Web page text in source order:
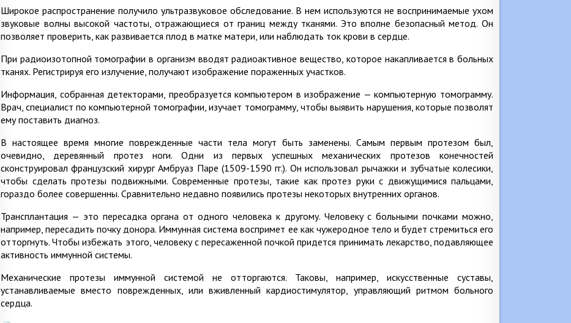
Широкое распространение получило ультразвуковое обследование. В нем используются не воспринимаемые ухом
звуковые волны высокой частоты, отражающиеся от границ между тканями. Это вполне безопасный метод. Он
позволяет проверить, как развивается плод в матке матери, или наблюдать ток крови в сердце.
При радиоизотопной томографии в организм вводят радиоактивное вещество, которое накапливается в больных
тканях. Регистрируя его излучение, получают изображение пораженных участков.
Информация, собранная детекторами, преобразуется компьютером в изображение — компьютерную томограмму.
Врач, специалист по компьютерной томографии, изучает томограмму, чтобы выявить нарушения, которые позволят
ему поставить диагноз.
В настоящее время многие поврежденные части тела могут быть заменены. Самым первым протезом был,
очевидно, деревянный протез ноги. Одни из первых успешных механических протезов конечностей
сконструировал французский хирург Амбруаз Паре (1509-1590 гг.). Он использовал рычажки и зубчатые колесики,
чтобы сделать протезы подвижными. Современные протезы, такие как протез руки с движущимися пальцами,
гораздо более совершенны. Сравнительно недавно появились протезы некоторых внутренних органов.
Трансплантация — это пересадка органа от одного человека к другому. Человеку с больными почками можно,
например, пересадить почку донора. Иммунная система воспримет ее как чужеродное тело и будет стремиться его
отторгнуть. Чтобы избежать этого, человеку с пересаженной почкой придется принимать лекарство, подавляющее
активность иммунной системы.
Механические протезы иммунной системой не отторгаются. Таковы, например, искусственные суставы,
устанавливаемые вместо поврежденных, или вживленный кардиостимулятор, управляющий ритмом больного
сердца.